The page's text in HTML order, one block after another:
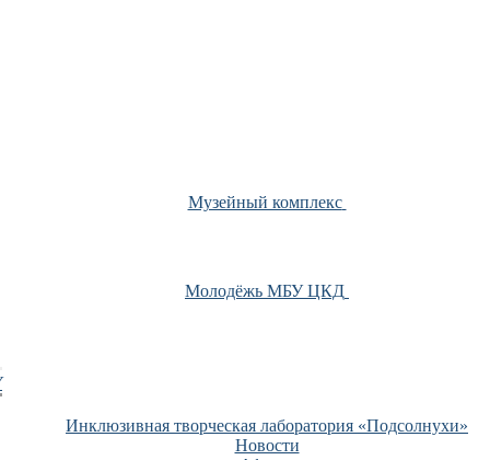
Музейный комплекс
Молодёжь МБУ ЦКД
Инклюзивная творческая лаборатория «Подсолнухи»
Новости